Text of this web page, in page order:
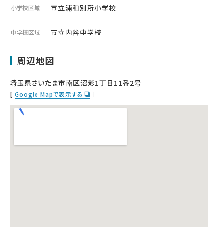
小学校区域 市立浦和別所小学校
中学校区域 市立内谷中学校
周辺地図
埼玉県さいたま市南区沼影1丁目11番2号
[ Google Mapで表示する ］